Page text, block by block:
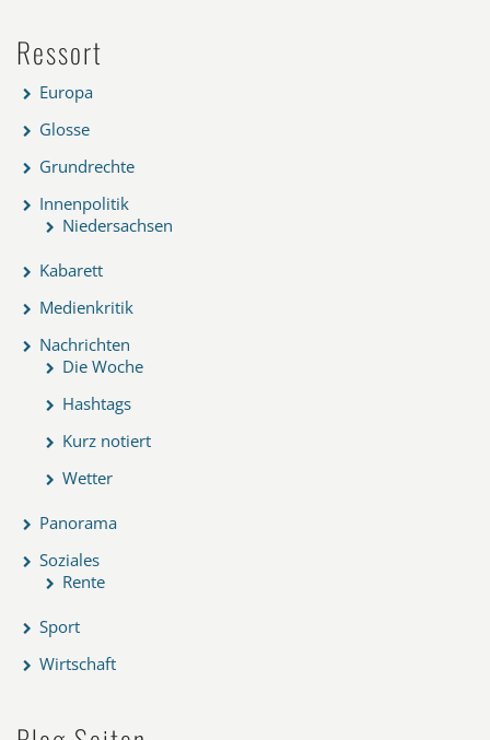
Ressort
Europa
Glosse
Grundrechte
Innenpolitik
Niedersachsen
Kabarett
Medienkritik
Nachrichten
Die Woche
Hashtags
Kurz notiert
Wetter
Panorama
Soziales
Rente
Sport
Wirtschaft